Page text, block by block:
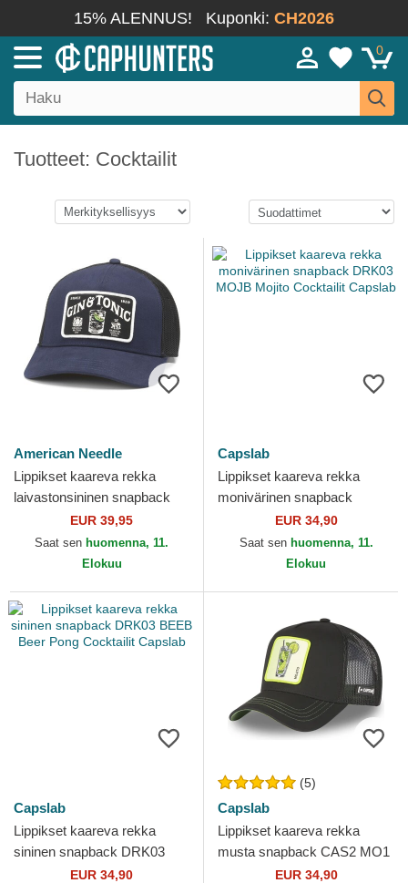
15% ALENNUS! Kuponki: CH2026
0
Tuotteet: Cocktailit
American Needle
Lippikset kaareva rekka
laivastonsininen snapback
Archive Valin Gin and tonic
Cocktails American...
EUR 39,95
Saat sen huomenna, 11.
Elokuu
Capslab
Lippikset kaareva rekka
monivärinen snapback
DRK03 MOJB Mojito
Cocktailit Capslab
EUR 34,90
Saat sen huomenna, 11.
Elokuu
Capslab
Lippikset kaareva rekka
sininen snapback DRK03
BEEB Beer Pong Cocktailit
EUR 34,90
(5)
Capslab
Lippikset kaareva rekka
musta snapback CAS2 MO1
Mojito Cocktailit Capslab
EUR 34,90